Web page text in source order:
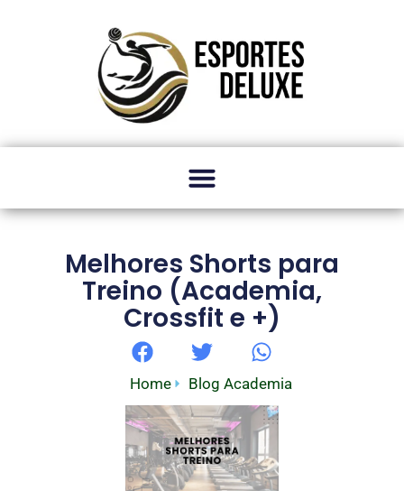
Melhores Shorts para
Treino (Academia,
Crossfit e +)
Home Blog Academia